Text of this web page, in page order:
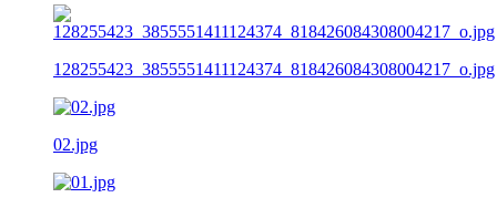
128255423_3855551411124374_818426084308004217_o.jpg
02.jpg